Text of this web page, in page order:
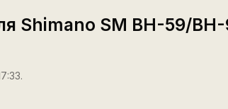
Shimano SM BH-59/